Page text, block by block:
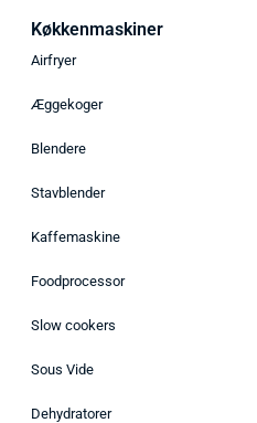
Køkkenmaskiner
Airfryer
Æggekoger
Blendere
Stavblender
Kaffemaskine
Foodprocessor
Slow cookers
Sous Vide
Dehydratorer